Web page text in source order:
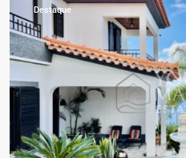
Destaque